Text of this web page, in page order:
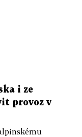
i ze
provoz v